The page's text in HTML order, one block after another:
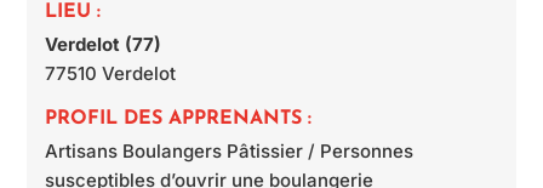
LIEU :
Verdelot (77)
77510 Verdelot
PROFIL DES APPRENANTS :
Artisans Boulangers Pâtissier / Personnes
susceptibles d’ouvrir une boulangerie